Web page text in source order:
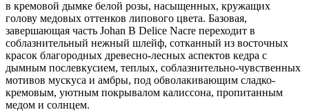
в кремовой дымке белой розы, насыщенных, кружащих
голову медовых оттенков липового цвета. Базовая,
завершающая часть Johan B Delice Nacre переходит в
соблазнительный нежный шлейф, сотканный из восточных
красок благородных древесно-лесных аспектов кедра с
дымным послевкусием, теплых, соблазнительно-чувственных
мотивов мускуса и амбры, под обволакивающим сладко-
кремовым, уютным покрывалом калиссона, пропитанным
медом и солнцем.